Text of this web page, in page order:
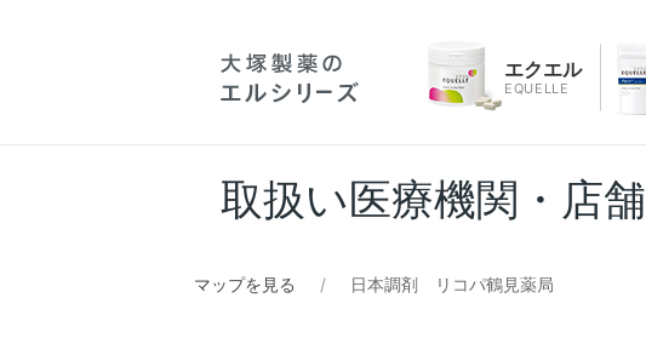
エクエル
EQUELLE
取扱い医療機関・店舗
マップを見る 日本調剤 リコパ鶴見薬局